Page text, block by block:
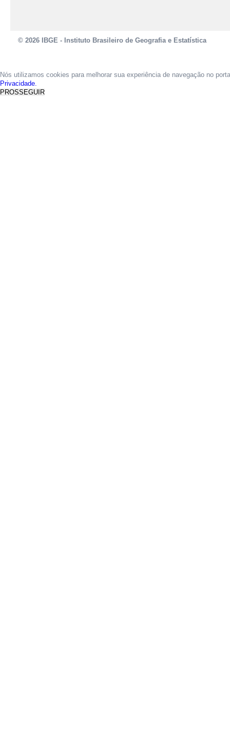
© 2026 IBGE - Instituto Brasileiro de Geografia e Estatística
Nós utilizamos cookies para melhorar sua experiência de navegação no
Privacidade.
PROSSEGUIR